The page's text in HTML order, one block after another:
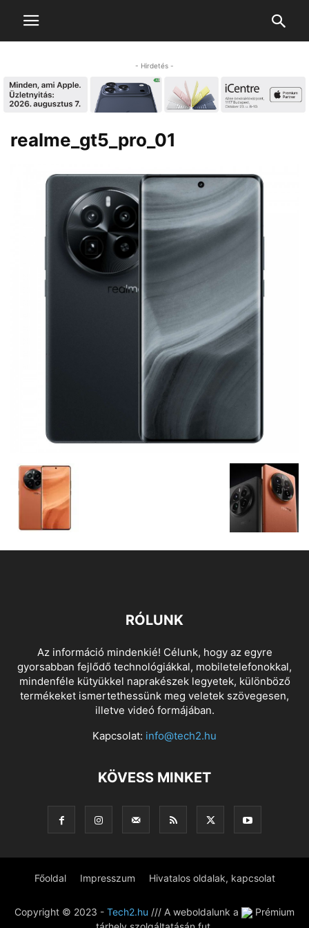
- Hirdetés -
realme_gt5_pro_01
RÓLUNK
Az információ mindenkié! Célunk, hogy az egyre
gyorsabban fejlődő technológiákkal, mobiletelefonokkal,
mindenféle kütyükkel naprakészek legyetek, különböző
termékeket ismertethessünk meg veletek szövegesen,
illetve videó formájában.
Kapcsolat: info@tech2.hu
KÖVESS MINKET
Főoldal Impresszum Hivatalos oldalak, kapcsolat
Copyright © 2023 - Tech2.hu /// A weboldalunk a
Prémium